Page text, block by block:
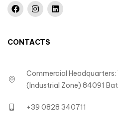
CONTACTS
Commercial Headquarters:
(Industrial Zone) 84091
+39 0828 340711